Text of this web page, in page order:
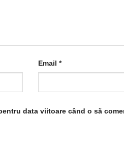
Email *
data viitoare când o să